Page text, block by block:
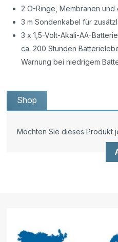
2 O-Ringe, Membranen
3 m Sondenkabel für
3 x 1,5-Volt-Akali-AA-
ca. 200 Stunden
Warnung bei niedrigem
Shop
Möchten Sie dieses Produkt